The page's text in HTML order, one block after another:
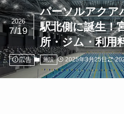
パーソルアクア
駅北側に誕生！
所・ジム・利用
2026
7/19
広告 施設 2025年3月25日